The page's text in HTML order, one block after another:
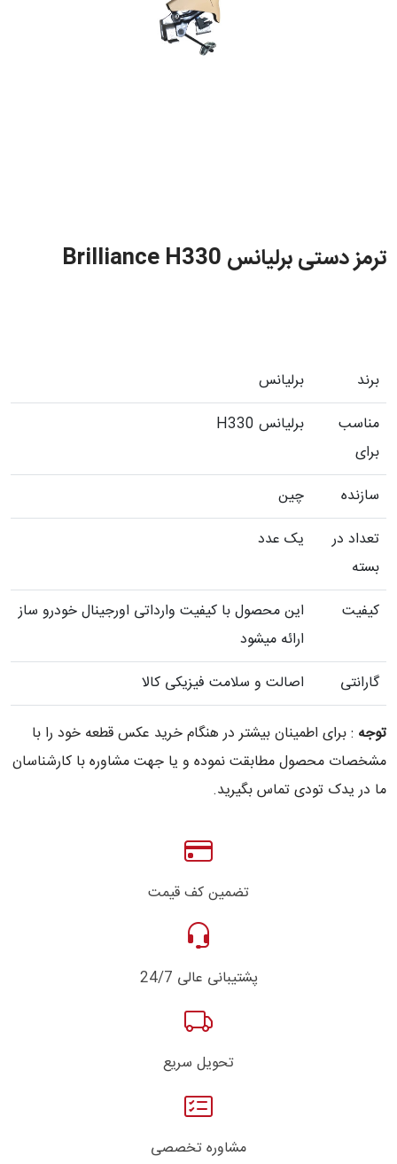
ترمز دستی برلیانس Brilliance H330
برند
برلیانس
مناسب
برای
برلیانس H330
سازنده
چین
تعداد در
بسته
یک عدد
کیفیت
این محصول با کیفیت وارداتی اورجینال خودرو ساز
ارائه میشود
گارانتی
اصالت و سلامت فیزیکی کالا
توجه : برای اطمینان بیشتر در هنگام خرید عکس قطعه خود را با
مشخصات محصول مطابقت نموده و یا جهت مشاوره با کارشناسان
ما در یدک تودی تماس بگیرید.
تضمین کف قیمت
پشتیبانی عالی 24/7
تحویل سریع
مشاوره تخصصی